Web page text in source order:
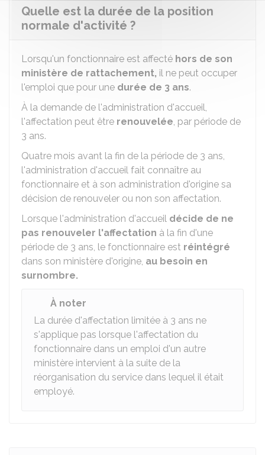
Quelle est la durée de la position
normale d'activité ?
Lorsqu'un fonctionnaire est affecté hors de son
ministère de rattachement, il ne peut occuper
l'emploi que pour une durée de 3 ans.
À la demande de l'administration d'accueil,
l'affectation peut être renouvelée, par période de
3 ans.
Quatre mois avant la fin de la période de 3 ans,
l'administration d'accueil fait connaître au
fonctionnaire et à son administration d'origine sa
décision de renouveler ou non son affectation.
Lorsque l'administration d'accueil décide de ne
pas renouveler l'affectation à la fin d'une
période de 3 ans, le fonctionnaire est réintégré
dans son ministère d'origine, au besoin en
surnombre.
À noter
La durée d'affectation limitée à 3 ans ne
s'applique pas lorsque l'affectation du
fonctionnaire dans un emploi d'un autre
ministère intervient à la suite de la
réorganisation du service dans lequel il était
employé.